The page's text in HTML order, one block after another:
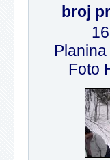
broj
Foto